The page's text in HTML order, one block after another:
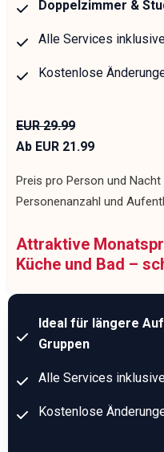
Doppelzimmer &
Alle Services
Kostenlose
EUR 29.99
Ab EUR 21.99
Preis pro Person und Nacht
Personenanzahl und
Attraktive
Küche und Bad –
Ideal für längere
Gruppen
Alle Services
Kostenlose